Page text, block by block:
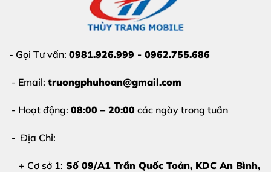
- Gọi Tư vấn: 0981.926.999 - 0962.755.686
- Email: truongphuhoan@gmail.com
- Hoạt động: 08:00 – 20:00 các ngày trong tuần
- Địa Chỉ:
+ Cơ sở 1: Số 09/A1 Trần Quốc Toản, KDC An Bình,